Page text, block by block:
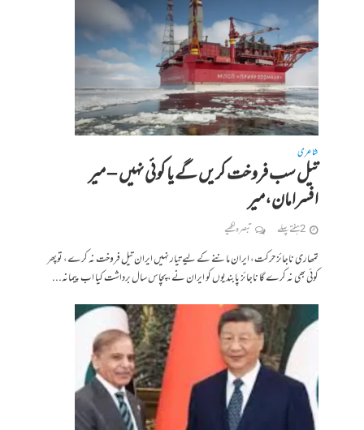
شاعری
تیل سب فروخت کریں گے یا کوئی نہیں – میر
افسرامان،میر
2 ہفتے پہلے تبصرہ لکھیے
تمھاری ناجائز حرکت، ایران ماننے کے لیے تیار نہیں ایران تیل فروخت نہ کرے، توپھر
کوئی بھی نہ کرے گا ناجائز پابندیوں کو ایران نے، پچاس سال برداشت کیا اب پیمانہ...